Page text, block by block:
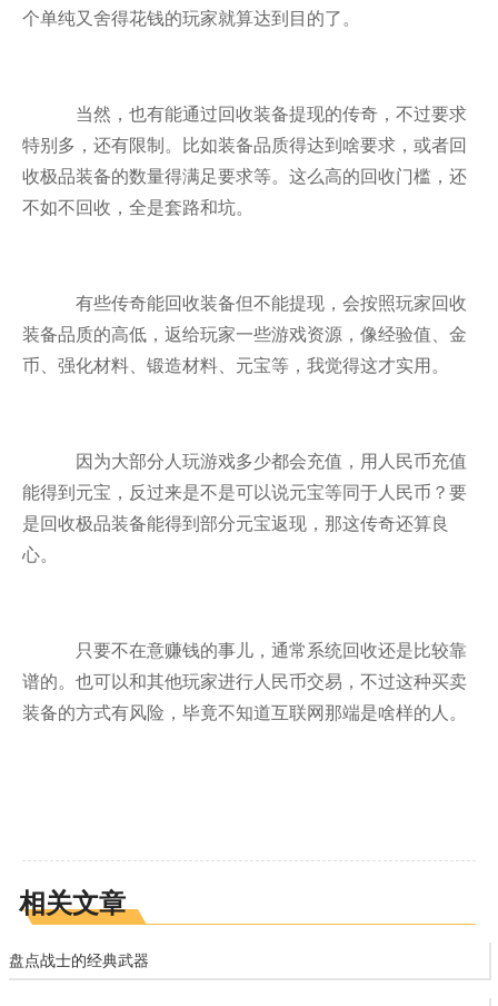
个单纯又舍得花钱的玩家就算达到目的了。
当然，也有能通过回收装备提现的传奇，不过要求
特别多，还有限制。比如装备品质得达到啥要求，或者回
收极品装备的数量得满足要求等。这么高的回收门槛，还
不如不回收，全是套路和坑。
有些传奇能回收装备但不能提现，会按照玩家回收
装备品质的高低，返给玩家一些游戏资源，像经验值、金
币、强化材料、锻造材料、元宝等，我觉得这才实用。
因为大部分人玩游戏多少都会充值，用人民币充值
能得到元宝，反过来是不是可以说元宝等同于人民币？要
是回收极品装备能得到部分元宝返现，那这传奇还算良
心。
只要不在意赚钱的事儿，通常系统回收还是比较靠
谱的。也可以和其他玩家进行人民币交易，不过这种买卖
装备的方式有风险，毕竟不知道互联网那端是啥样的人。
相关文章
盘点战士的经典武器